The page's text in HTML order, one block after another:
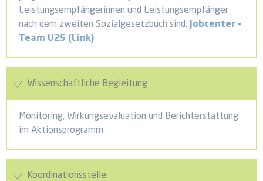
Leistungsempfängerinnen und Leistungsempfänger
nach dem zweiten Sozialgesetzbuch sind.
Jobcenter -
Team U25 (Link)
Wissenschaftliche Begleitung
Monitoring, Wirkungsevaluation und Berichterstattung
im Aktionsprogramm
Koordinationsstelle